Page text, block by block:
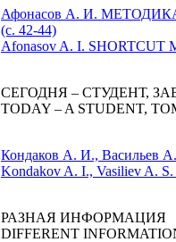
Афонасов А. И.
(c. 42-44)
Afonasov A. I. SHORTCUT
СЕГОДНЯ – СТУДЕНТ,
TODAY – A STUDENT,
Кондаков А. И.,
Kondakov A. I., Vasiliev A.
РАЗНАЯ ИНФОРМАЦИЯ
DIFFERENT